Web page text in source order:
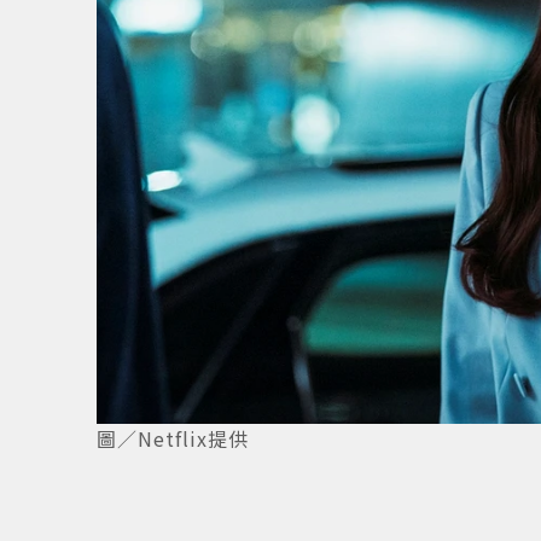
圖／Netflix提供